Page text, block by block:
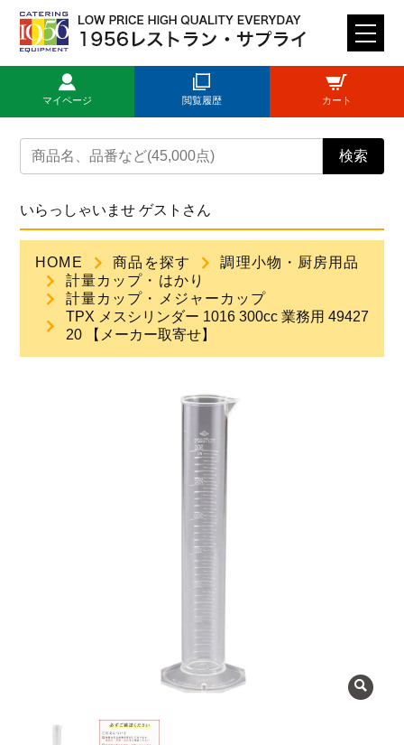
M
E
U
検索
マイページ 閲覧履歴 カート
トップページ
新規登録
商品一覧
ご利用ガイド
いらっしゃいませ ゲストさん
HOME 商品を探す
調理小物・厨房用品
計量カップ・はかり
計量カップ・メジャーカップ
TPX メスシリンダー 1016 300cc 業務用 49427
20 【メーカー取寄せ】